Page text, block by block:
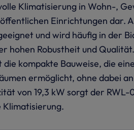
Klimatisierung in Wohn-,
Einrichtungen dar.
und wird häufig in der
hohen Robustheit und
kompakte Bauweise, die
ermöglicht, ohne dabei
von 19,3 kW sorgt der
Klimatisierung.